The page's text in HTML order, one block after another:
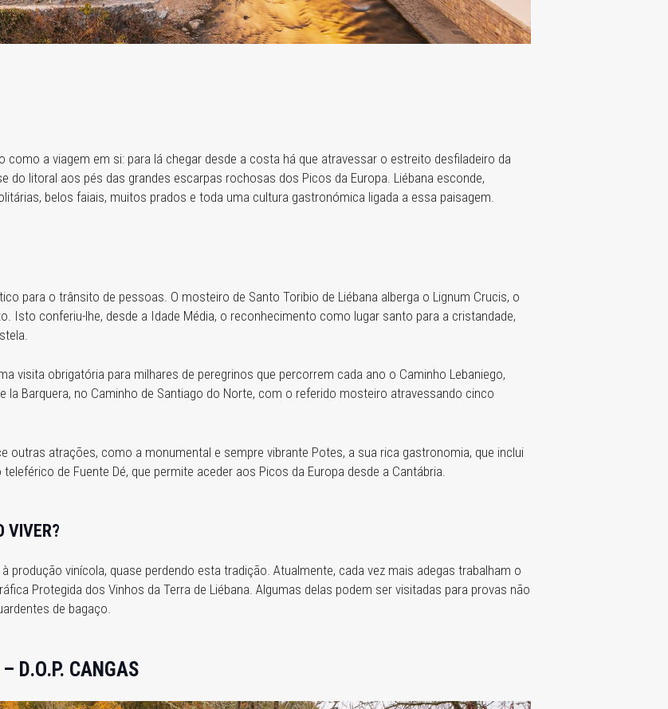
a viagem em si: para lá chegar desde a costa há que atravessar o estreito desfiladeiro da
do litoral aos pés das grandes escarpas rochosas dos Picos da Europa. Liébana esconde,
belos faiais, muitos prados e toda uma cultura gastronómica ligada a essa paisagem.
para o trânsito de pessoas. O mosteiro de Santo Toribio de Liébana alberga o Lignum Crucis, o
Isto conferiu-lhe, desde a Idade Média, o reconhecimento como lugar santo para a cristandade,
visita obrigatória para milhares de peregrinos que percorrem cada ano o Caminho Lebaniego,
la Barquera, no Caminho de Santiago do Norte, com o referido mosteiro atravessando cinco
outras atrações, como a monumental e sempre vibrante Potes, a sua rica gastronomia, que inclui
de Fuente Dé, que permite aceder aos Picos da Europa desde a Cantábria.
VIVER?
produção vinícola, quase perdendo esta tradição. Atualmente, cada vez mais adegas trabalham o
Protegida dos Vinhos da Terra de Liébana. Algumas delas podem ser visitadas para provas não
de bagaço.
D.O.P. CANGAS